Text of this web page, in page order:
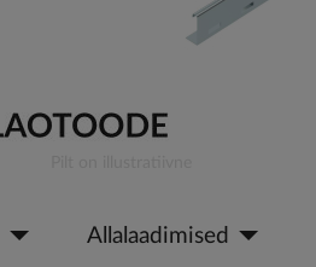
Allalaadimised